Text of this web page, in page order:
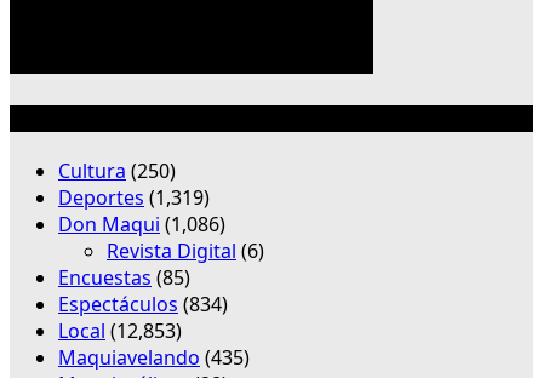
Cultura (250)
Deportes (1,319)
Don Maqui (1,086)
Revista Digital (6)
Encuestas (85)
Espectáculos (834)
Local (12,853)
Maquiavelando (435)